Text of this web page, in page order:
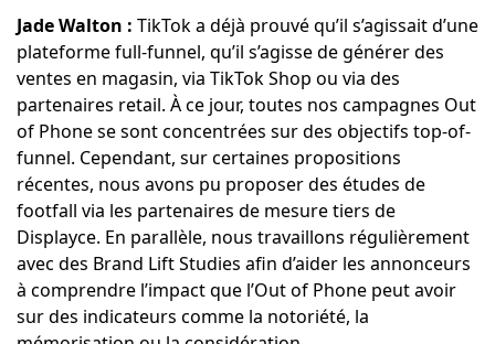
Jade Walton : TikTok a déjà prouvé qu’il s’agissait d’une
plateforme full-funnel, qu’il s’agisse de générer des
ventes en magasin, via TikTok Shop ou via des
partenaires retail. À ce jour, toutes nos campagnes Out
of Phone se sont concentrées sur des objectifs top-of-
funnel. Cependant, sur certaines propositions
récentes, nous avons pu proposer des études de
footfall via les partenaires de mesure tiers de
Displayce. En parallèle, nous travaillons régulièrement
avec des Brand Lift Studies afin d’aider les annonceurs
à comprendre l’impact que l’Out of Phone peut avoir
sur des indicateurs comme la notoriété, la